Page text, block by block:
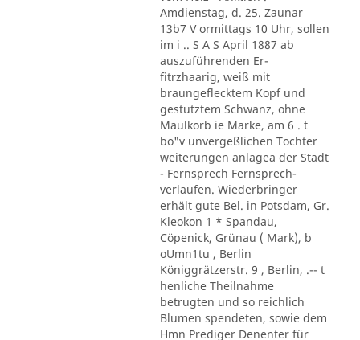
Amdienstag, d. 25. Zaunar
13b7 V ormittags 10 Uhr, sollen
im i .. S A S April 1887 ab
auszuführenden Er-
fitrzhaarig, weiß mit
braungeflecktem Kopf und
gestutztem Schwanz, ohne
Maulkorb ie Marke, am 6 . t
bo"v unvergeßlichen Tochter
weiterungen anlagea der Stadt
- Fernsprech Fernsprech-
verlaufen. Wiederbringer
erhält gute Bel. in Potsdam, Gr.
Kleokon 1 * Spandau,
Cöpenick, Grünau ( Mark), b
oUmn1tu , Berlin
Königgrätzerstr. 9 , Berlin, .-- t
henliche Theilnahme
betrugten und so reichlich
Blumen spendeten, sowie dem
Hmn Prediger Denenter für